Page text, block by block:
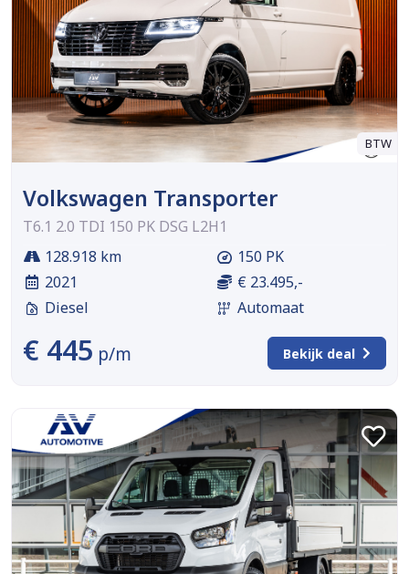
BTW
Volkswagen Transporter
T6.1 2.0 TDI 150 PK DSG L2H1
128.918 km
2021
Diesel
150 PK
€ 23.495,-
Automaat
€ 445 p/m Bekijk deal